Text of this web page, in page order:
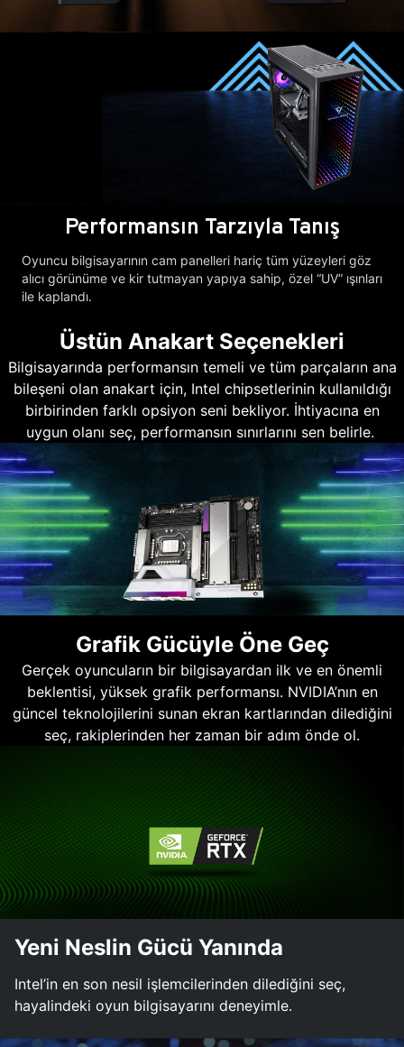
Performansın Tarzıyla Tanış
Oyuncu bilgisayarının cam panelleri hariç tüm yüzeyleri göz
alıcı görünüme ve kir tutmayan yapıya sahip, özel “UV” ışınları
ile kaplandı.
Üstün Anakart Seçenekleri
Bilgisayarında performansın temeli ve tüm parçaların ana
bileşeni olan anakart için, Intel chipsetlerinin kullanıldığı
birbirinden farklı opsiyon seni bekliyor. İhtiyacına en
uygun olanı seç, performansın sınırlarını sen belirle.
Grafik Gücüyle Öne Geç
Gerçek oyuncuların bir bilgisayardan ilk ve en önemli
beklentisi, yüksek grafik performansı. NVIDIA’nın en
güncel teknolojilerini sunan ekran kartlarından dilediğini
seç, rakiplerinden her zaman bir adım önde ol.
Yeni Neslin Gücü Yanında
Intel’in en son nesil işlemcilerinden dilediğini seç,
hayalindeki oyun bilgisayarını deneyimle.